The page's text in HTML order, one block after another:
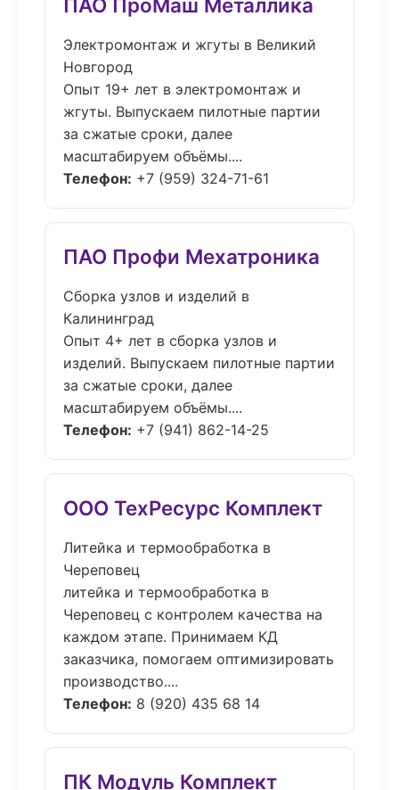
ПАО ПроМаш Металлика
Электромонтаж и жгуты в Великий
Новгород
Опыт 19+ лет в электромонтаж и
жгуты. Выпускаем пилотные партии
за сжатые сроки, далее
масштабируем объёмы....
Телефон: +7 (959) 324-71-61
ПАО Профи Мехатроника
Сборка узлов и изделий в
Калининград
Опыт 4+ лет в сборка узлов и
изделий. Выпускаем пилотные партии
за сжатые сроки, далее
масштабируем объёмы....
Телефон: +7 (941) 862-14-25
ООО ТехРесурс Комплект
Литейка и термообработка в
Череповец
литейка и термообработка в
Череповец с контролем качества на
каждом этапе. Принимаем КД
заказчика, помогаем оптимизировать
производство....
Телефон: 8 (920) 435 68 14
ПК Модуль Комплект